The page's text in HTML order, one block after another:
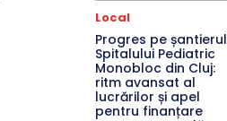
Local
Progres pe șantierul
Spitalului Pediatric
Monobloc din Cluj:
ritm avansat al
lucrărilor și apel
pentru finanțare